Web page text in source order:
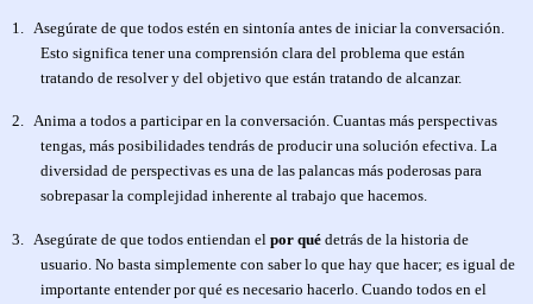
1.
Asegúrate de que todos estén en sintonía antes de iniciar la conversación.
Esto significa tener una comprensión clara del problema que están
tratando de resolver y del objetivo que están tratando de alcanzar.
2. Anima a todos a participar en la conversación. Cuantas más perspectivas
tengas, más posibilidades tendrás de producir una solución efectiva. La
diversidad de perspectivas es una de las palancas más poderosas para
sobrepasar la complejidad inherente al trabajo que hacemos.
3. Asegúrate de que todos entiendan el por qué detrás de la historia de
usuario. No basta simplemente con saber lo que hay que hacer; es igual de
importante entender por qué es necesario hacerlo. Cuando todos en el